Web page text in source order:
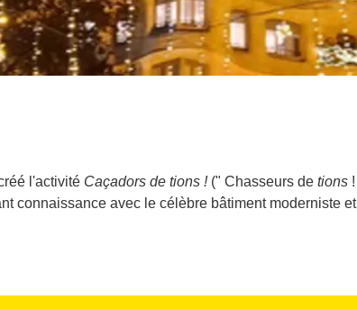
l'activité Caçadors de tions !(" Chasseurs de tions!
connaissance avec le célèbre bâtiment moderniste